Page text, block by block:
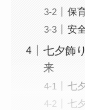
保
安
七夕飾
来
七
七